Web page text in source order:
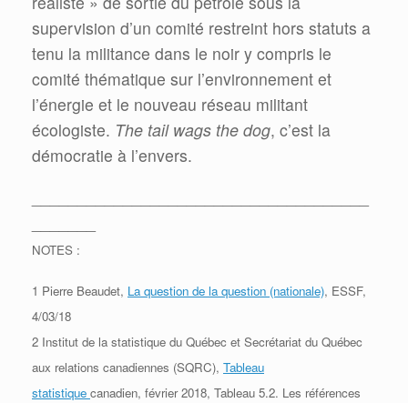
supervision d’un comité restreint hors statuts a
tenu la militance dans le noir y compris le
comité thématique sur l’environnement et
l’énergie et le nouveau réseau militant
écologiste. The tail wags the dog, c’est la
démocratie à l’envers.
NOTES :
1 Pierre Beaudet, La question de la question (nationale), ESSF,
4/03/18
2 Institut de la statistique du Québec et Secrétariat du Québec
aux relations canadiennes (SQRC), Tableau
statistique canadien, février 2018, Tableau 5.2. Les références